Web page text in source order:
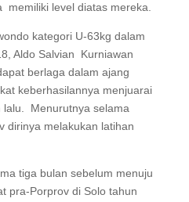
memiliki level diatas mereka.
kategori U-63kg dalam
Aldo Salvian Kurniawan
berlaga dalam ajang
keberhasilannya menjuarai
lalu. Menurutnya selama
dirinya melakukan latihan
tiga bulan sebelum menuju
pra-Porprov di Solo tahun